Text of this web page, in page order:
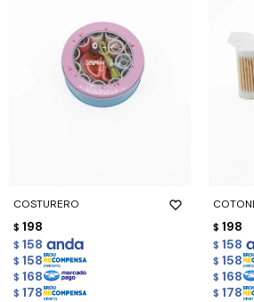
COSTURERO
$ 198
$ 158
$ 158
$ 168
$ 178
$ 198
$ 158
$ 158
$ 168
$ 178